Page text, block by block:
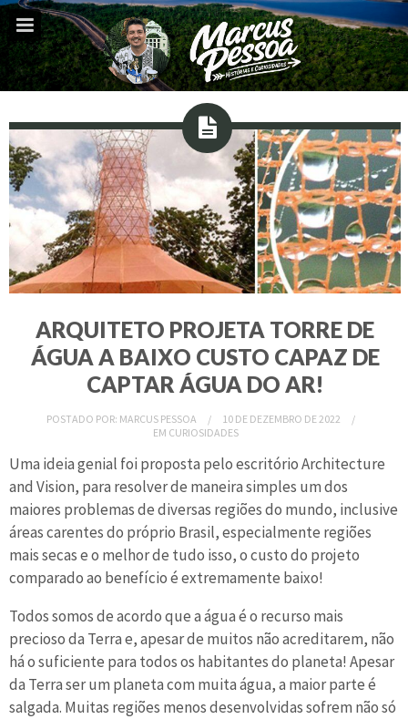
ARQUITETO PROJETA TORRE DE
ÁGUA A BAIXO CUSTO CAPAZ DE
CAPTAR ÁGUA DO AR!
POSTADO POR: MARCUS PESSOA
10 DE DEZEMBRO DE 2022
EM CURIOSIDADES
Uma ideia genial foi proposta pelo escritório Architecture
and Vision, para resolver de maneira simples um dos
maiores problemas de diversas regiões do mundo, inclusive
áreas carentes do próprio Brasil, especialmente regiões
mais secas e o melhor de tudo isso, o custo do projeto
comparado ao benefício é extremamente baixo!
Todos somos de acordo que a água é o recurso mais
precioso da Terra e, apesar de muitos não acreditarem, não
há o suficiente para todos os habitantes do planeta! Apesar
da Terra ser um planeta com muita água, a maior parte é
salgada. Muitas regiões menos desenvolvidas sofrem não só